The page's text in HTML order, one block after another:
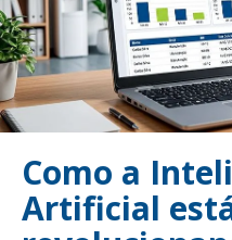
Como a
Artificial